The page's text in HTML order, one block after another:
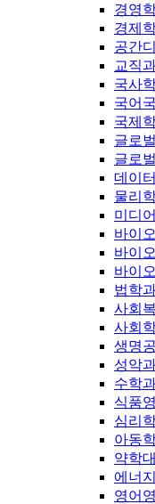
경영
경제
공간
교직
국사
국어
국제
글로
글로
데이
물리
미디
바이
바이
바이
법학
사회
사회
생명
성악
수학
식품
심리
아동
약학
에너
영어